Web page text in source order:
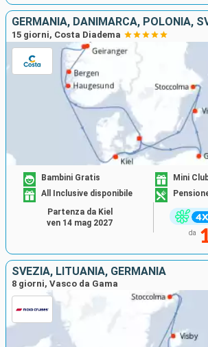
GERMANIA, DANIMARCA, POLONIA,
15 giorni, Costa Diadema
Bambini Gratis
Mini
All Inclusive disponibile
da
Partenza da Kiel
ven 14 mag 2027
SVEZIA, LITUANIA, GERMANIA
8 giorni, Vasco da Gama